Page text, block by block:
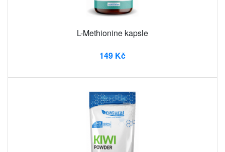
L-Methionine kapsle
149 Kč